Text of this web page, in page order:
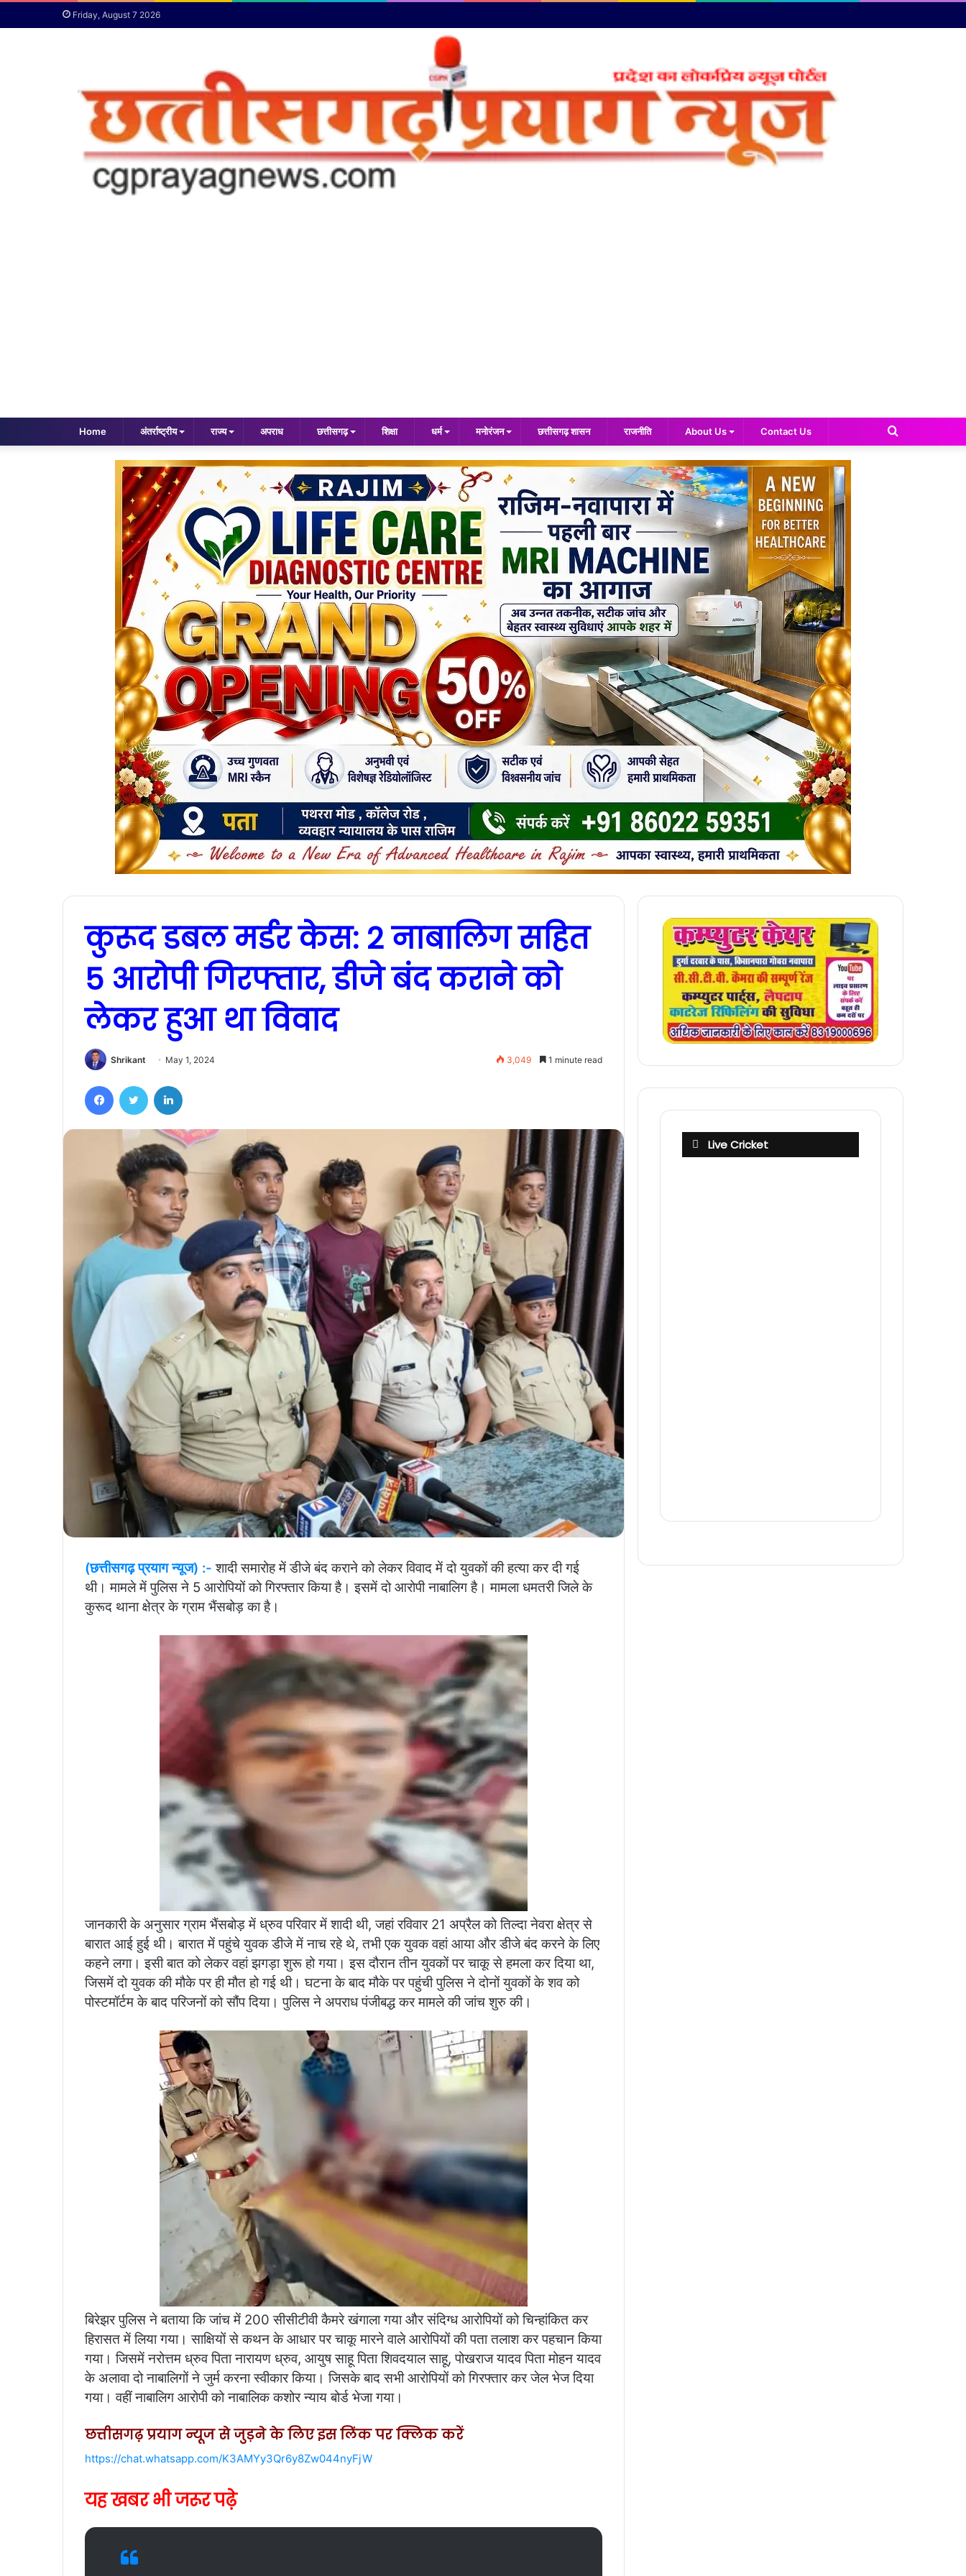
Friday, August 7 2026
Home अंतर्राष्ट्रीय राज्य अपराध छत्तीसगढ़ शिक्षा धर्म मनोरंजन छत्तीसगढ़ शासन राजनीति About Us Contact Us
Search
कुरूद डबल मर्डर केस: 2 नाबालिग सहित
5 आरोपी गिरफ्तार, डीजे बंद कराने को
लेकर हुआ था विवाद
Shrikant May 1, 2024 3,049 1 minute read
(छत्तीसगढ़ प्रयाग न्यूज) :-शादी समारोह में डीजे बंद कराने को लेकर विवाद में दो युवकों की हत्या कर दी गई
थी। मामले में पुलिस ने 5 आरोपियों को गिरफ्तार किया है। इसमें दो आरोपी नाबालिग है। मामला धमतरी जिले के
कुरूद थाना क्षेत्र के ग्राम भैंसबोड़ का है।
जानकारी के अनुसार ग्राम भैंसबोड़ में ध्रुव परिवार में शादी थी, जहां रविवार 21 अप्रैल को तिल्दा नेवरा क्षेत्र से
बारात आई हुई थी। बारात में पहुंचे युवक डीजे में नाच रहे थे, तभी एक युवक वहां आया और डीजे बंद करने के लिए
कहने लगा। इसी बात को लेकर वहां झगड़ा शुरू हो गया। इस दौरान तीन युवकों पर चाकू से हमला कर दिया था,
जिसमें दो युवक की मौके पर ही मौत हो गई थी। घटना के बाद मौके पर पहुंची पुलिस ने दोनों युवकों के शव को
पोस्टमॉर्टम के बाद परिजनों को सौंप दिया। पुलिस ने अपराध पंजीबद्ध कर मामले की जांच शुरु की।
बिरेझर पुलिस ने बताया कि जांच में 200 सीसीटीवी कैमरे खंगाला गया और संदिग्ध आरोपियों को चिन्हांकित कर
हिरासत में लिया गया। साक्षियों से कथन के आधार पर चाकू मारने वाले आरोपियों की पता तलाश कर पहचान किया
गया। जिसमें नरोत्तम ध्रुव पिता नारायण ध्रुव, आयुष साहू पिता शिवदयाल साहू, पोखराज यादव पिता मोहन यादव
के अलावा दो नाबालिगों ने जुर्म करना स्वीकार किया। जिसके बाद सभी आरोपियों को गिरफ्तार कर जेल भेज दिया
गया। वहीं नाबालिग आरोपी को नाबालिक कशोर न्याय बोर्ड भेजा गया।
छत्तीसगढ़ प्रयाग न्यूज से जुड़ने के लिए इस लिंक पर क्लिक करें
https://chat.whatsapp.com/K3AMYy3Qr6y8Zw044nyFjW
यह खबर भी जरूर पढ़े
Live Cricket